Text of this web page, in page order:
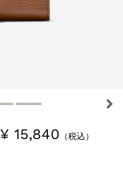
¥ 15,840 （税込）